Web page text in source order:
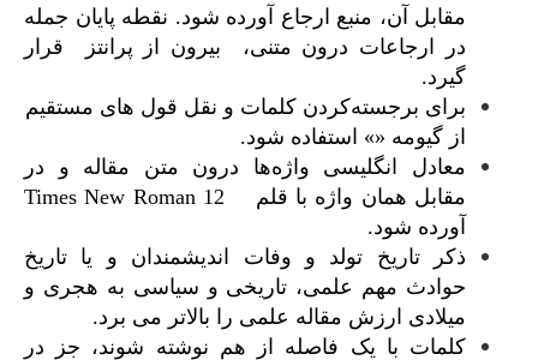
مقابل آن، منبع ارجاع آورده شود. نقطه پایان جمله
در ارجاعات درون متنی، بیرون از پرانتز قرار
گیرد.
برای برجسته‌کردن کلمات و نقل قول های مستقیم
از گیومه «» استفاده شود.
معادل انگلیسی واژه‌‌ها درون متن مقاله و در
مقابل همان واژه با قلم
Times New Roman 12
آورده شود.
ذکر تاریخ تولد و وفات اندیشمندان و یا تاریخ
حوادث مهم علمی، تاریخی و سیاسی به هجری و
میلادی ارزش مقاله علمی را بالاتر می برد.
کلمات با یک فاصله از هم نوشته شوند، جز در